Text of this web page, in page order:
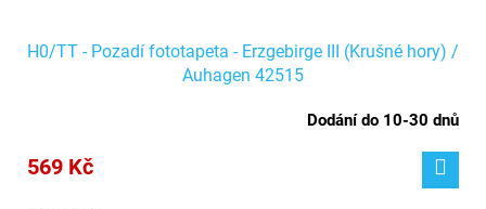
H0/TT - Pozadí fototapeta - Erzgebirge III (Krušné hory) /
Auhagen 42515
Dodání do 10-30 dnů
569 Kč